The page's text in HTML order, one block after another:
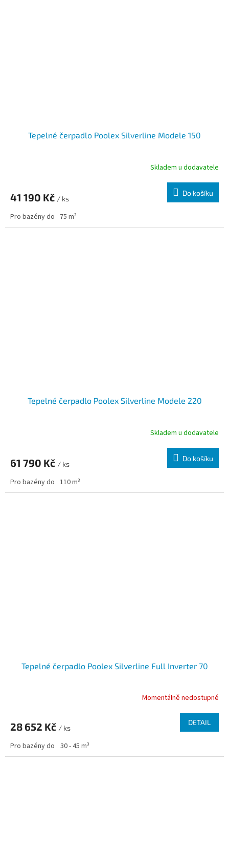
Tepelné čerpadlo Poolex Silverline Modele 150
Skladem u dodavatele
41 190 Kč / ks
Do košíku
Pro bazény do 75 m³
Tepelné čerpadlo Poolex Silverline Modele 220
Skladem u dodavatele
61 790 Kč / ks
Do košíku
Pro bazény do 110 m³
Tepelné čerpadlo Poolex Silverline Full Inverter 70
Momentálně nedostupné
28 652 Kč / ks
DETAIL
Pro bazény do 30 - 45 m³